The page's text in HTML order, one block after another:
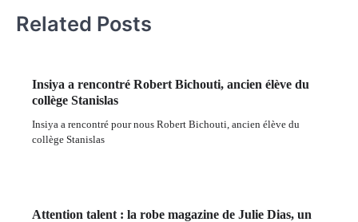
Related Posts
Insiya a rencontré Robert Bichouti, ancien élève du
collège Stanislas
Insiya a rencontré pour nous Robert Bichouti, ancien élève du
collège Stanislas
Attention talent : la robe magazine de Julie Dias, un